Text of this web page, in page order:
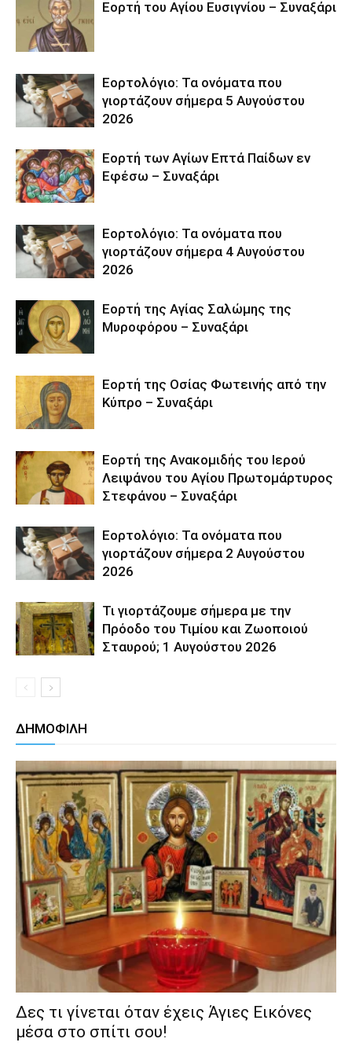
Εορτή του Αγίου Ευσιγνίου – Συναξάρι
Εορτολόγιο: Τα ονόματα που
γιορτάζουν σήμερα 5 Αυγούστου
2026
Εορτή των Αγίων Επτά Παίδων εν
Εφέσω – Συναξάρι
Εορτολόγιο: Τα ονόματα που
γιορτάζουν σήμερα 4 Αυγούστου
2026
Εορτή της Αγίας Σαλώμης της
Μυροφόρου – Συναξάρι
Εορτή της Οσίας Φωτεινής από την
Κύπρο – Συναξάρι
Εορτή της Ανακομιδής του Ιερού
Λειψάνου του Αγίου Πρωτομάρτυρος
Στεφάνου – Συναξάρι
Εορτολόγιο: Τα ονόματα που
γιορτάζουν σήμερα 2 Αυγούστου
2026
Τι γιορτάζουμε σήμερα με την
Πρόοδο του Τιμίου και Ζωοποιού
Σταυρού; 1 Αυγούστου 2026
ΔΗΜΟΦΙΛΗ
Δες τι γίνεται όταν έχεις Άγιες Εικόνες
μέσα στο σπίτι σου!